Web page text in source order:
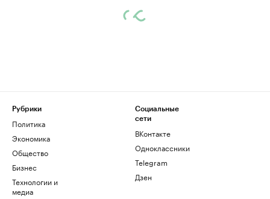
Рубрики
Политика
Экономика
Общество
Бизнес
Технологии и
медиа
Социальные
сети
ВКонтакте
Одноклассники
Telegram
Дзен